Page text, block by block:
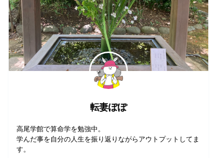
転妻ぽぽ
高尾学館で算命学を勉強中。
学んだ事を自分の人生を振り返りながらアウトプットしてま
す。